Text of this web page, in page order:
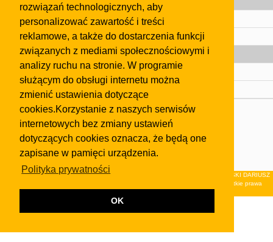
rozwiązań technologicznych, aby
personalizować zawartość i treści
reklamowe, a także do dostarczenia funkcji
związanych z mediami społecznościowymi i
analizy ruchu na stronie. W programie
służącym do obsługi internetu można
zmienić ustawienia dotyczące
cookies.Korzystanie z naszych serwisów
internetowych bez zmiany ustawień
dotyczących cookies oznacza, że będą one
zapisane w pamięci urządzenia.
Polityka prywatności
OK
Gazeta
Olkusz
Kontakt
Strefa dla biznesu
Biura nieruchomości
Dealerzy i autokomisy
Skontaktuj się z nami
regulaminuiPolityki Prywatności.
Klauzula FB
© 2026Wydawnictwo NEON sp. z o.o. (dawniej: FIRMA NEON MAREK KLUCZEWSKI DARIUSZ
KRAWCZYK s.c.) z siedzibą w Olkuszu, ul.Żuradzka 15, 32-300 Olkusz . Wszystkie prawa